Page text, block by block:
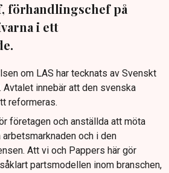
förhandlingschef på
i ett
om LAS har tecknats av Svenskt
Avtalet innebär att den svenska
reformeras.
företagen och anställda att möta
och i den
Att vi och Pappers här gör
partsmodellen inom branschen,